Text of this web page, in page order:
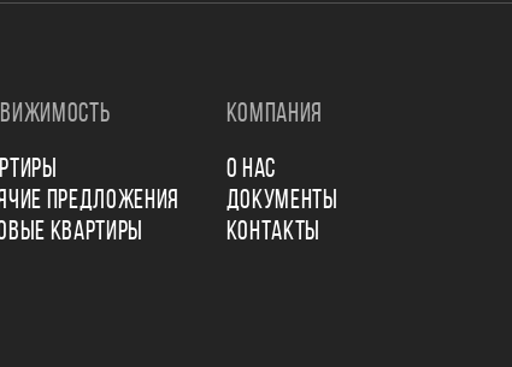
ПРЕДЛОЖЕНИЯ
КВАРТИРЫ
КОМПАНИЯ
О НАС
ДОКУМЕНТЫ
КОНТАКТЫ